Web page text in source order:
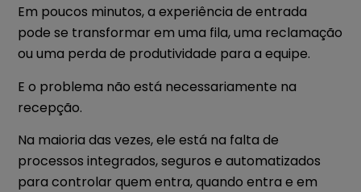
Em poucos minutos, a experiência de entrada
pode se transformar em uma fila, uma reclamação
ou uma perda de produtividade para a equipe.
E o problema não está necessariamente na
recepção.
Na maioria das vezes, ele está na falta de
processos integrados, seguros e automatizados
para controlar quem entra, quando entra e em